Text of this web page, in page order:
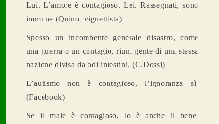
Lui. L’amore è contagioso. Lei. Rassegnati, sono
immune (Quino, vignettista).
Spesso un incombente generale disastro, come
una guerra o un contagio, riunì gente di una stessa
nazione divisa da odi intestini. (C.Dossi)
L’autismo non è contagioso, l’ignoranza sì.
(Facebook)
Se il male è contagioso, lo è anche il bene.